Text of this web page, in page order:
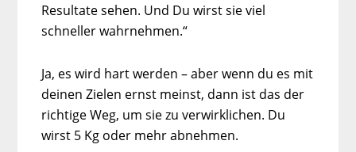
Resultate sehen. Und Du wirst sie viel
schneller wahrnehmen.“
Ja, es wird hart werden – aber wenn du es mit
deinen Zielen ernst meinst, dann ist das der
richtige Weg, um sie zu verwirklichen. Du
wirst 5 Kg oder mehr abnehmen.